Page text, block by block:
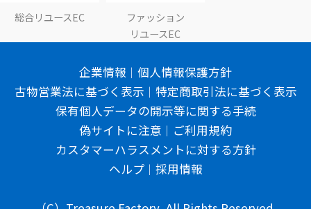
総合リユースEC
ファッション
リユースEC
企業情報
個人情報保護方針
古物営業法に基づく表示
特定商取引法に基づく表示
保有個人データの開示等に関する手続
偽サイトに注意
ご利用規約
カスタマーハラスメントに対する方針
ヘルプ
採用情報